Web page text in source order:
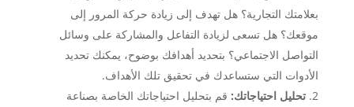
بعلامتك التجارية؟ هل تهدف إلى زيادة حركة المرور إلى
موقعك؟ هل تسعى لزيادة التفاعل والمشاركة على وسائل
التواصل الاجتماعي؟ بتحديد أهدافك بوضوح، يمكنك تحديد
الأدوات التي ستساعدك في تحقيق تلك الأهداف.
تحليل احتياجاتك: قم بتحليل احتياجاتك الخاصة بصناعة